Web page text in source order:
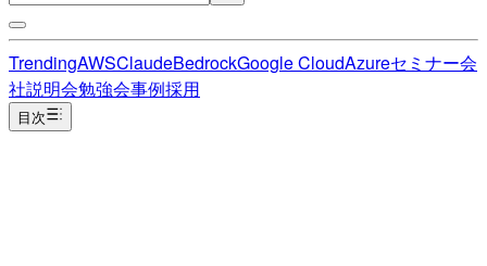
TrendingAWSClaudeBedrockGoogle CloudAzureセミナー会
社説明会勉強会事例採用
目次